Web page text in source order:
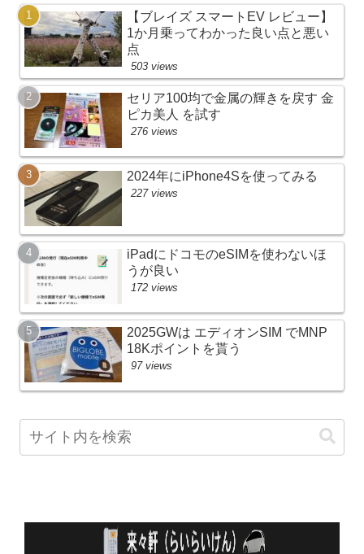
【ブレイズ スマートEV レビュー】
1か月乗ってわかった良い点と悪い
点
503 views
セリア100均で金属の輝きを戻す 金
ピカ美人 を試す
276 views
2024年にiPhone4Sを使ってみる
227 views
iPadにドコモのeSIMを使わないほ
うが良い
172 views
2025GWは エディオンSIM でMNP
18Kポイントを貰う
97 views